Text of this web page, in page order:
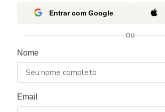
Entrar com Google
ou
Nome
Email